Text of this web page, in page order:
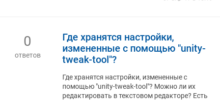
0
ответов
Где хранятся настройки,
измененные с помощью "unity-
tweak-tool"?
Где хранятся настройки, измененные с
помощью "unity-tweak-tool"? Можно ли их
редактировать в текстовом редакторе? Есть